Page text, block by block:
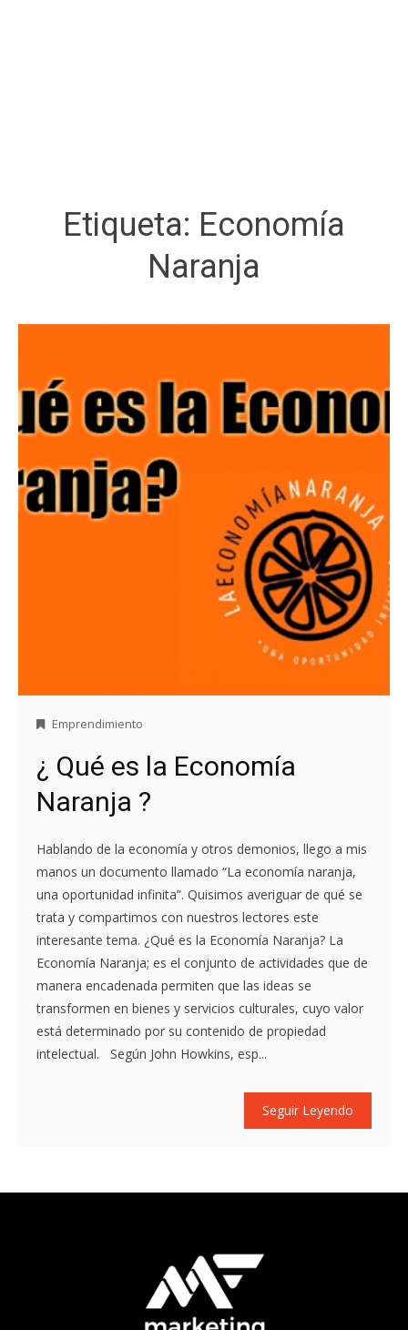
Etiqueta: Economía
Naranja
Emprendimiento
¿ Qué es la Economía
Naranja ?
Hablando de la economía y otros demonios, llego a mis
manos un documento llamado “La economía naranja,
una oportunidad infinita”. Quisimos averiguar de qué se
trata y compartimos con nuestros lectores este
interesante tema. ¿Qué es la Economía Naranja? La
Economía Naranja; es el conjunto de actividades que de
manera encadenada permiten que las ideas se
transformen en bienes y servicios culturales, cuyo valor
está determinado por su contenido de propiedad
intelectual. Según John Howkins, esp...
Seguir Leyendo